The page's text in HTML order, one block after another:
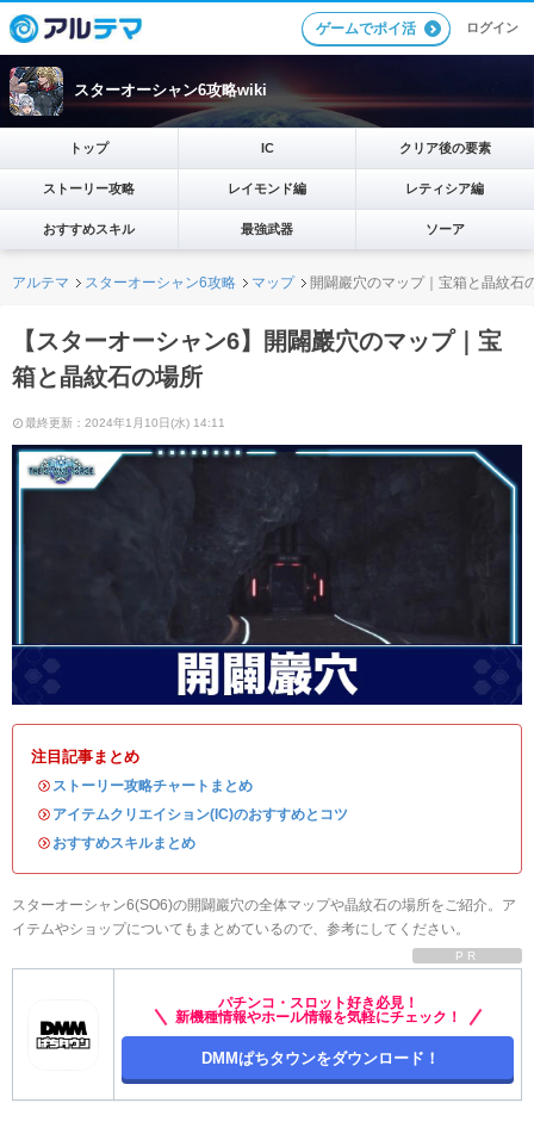
ゲームでポイ活 ログイン
スターオーシャン6攻略wiki
トップ IC クリア後の要素
ストーリー攻略 レイモンド編 レティシア編
おすすめスキル 最強武器 ソーア
アルテマ スターオーシャン6攻略 マップ 開闢巖穴のマップ｜宝箱と晶紋石
【スターオーシャン6】開闢巖穴のマップ｜宝
箱と晶紋石の場所
最終更新：2024年1月10日(水) 14:11
注目記事まとめ
・ ストーリー攻略チャートまとめ
・ アイテムクリエイション(IC)のおすすめとコツ
・ おすすめスキルまとめ
スターオーシャン6(SO6)の開闢巖穴の全体マップや晶紋石の場所をご紹介。ア
イテムやショップについてもまとめているので、参考にしてください。
PR
パチンコ・スロット好き必見！
新機種情報やホール情報を気軽にチェック！
DMMぱちタウンをダウンロード！